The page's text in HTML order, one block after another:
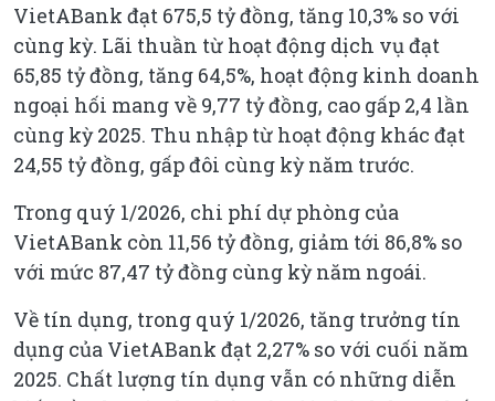
VietABank đạt 675,5 tỷ đồng, tăng 10,3% so với
cùng kỳ. Lãi thuần từ hoạt động dịch vụ đạt
65,85 tỷ đồng, tăng 64,5%, hoạt động kinh doanh
ngoại hối mang về 9,77 tỷ đồng, cao gấp 2,4 lần
cùng kỳ 2025. Thu nhập từ hoạt động khác đạt
24,55 tỷ đồng, gấp đôi cùng kỳ năm trước.
Trong quý 1/2026, chi phí dự phòng của
VietABank còn 11,56 tỷ đồng, giảm tới 86,8% so
với mức 87,47 tỷ đồng cùng kỳ năm ngoái.
Về tín dụng, trong quý 1/2026, tăng trưởng tín
dụng của VietABank đạt 2,27% so với cuối năm
2025. Chất lượng tín dụng vẫn có những diễn